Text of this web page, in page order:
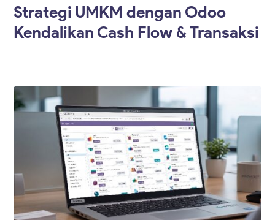
Strategi UMKM dengan Odoo
Kendalikan Cash Flow & Transaksi